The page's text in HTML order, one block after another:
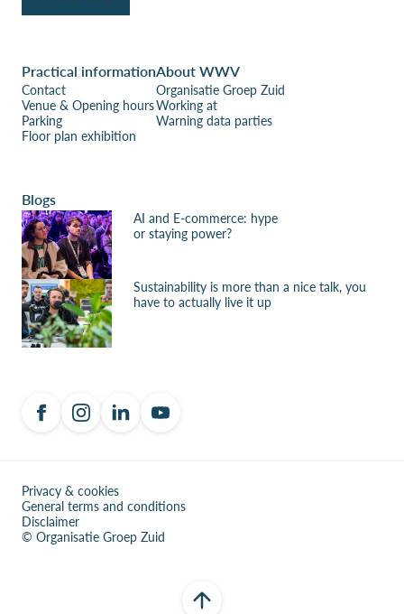
Practical information
Contact
Venue & Opening hours
Parking
Floor plan exhibition
About WWV
Organisatie Groep Zuid
Working at
Warning data parties
Blogs
AI and E-commerce: hype
or staying power?
Sustainability is more than a nice talk, you
have to actually live it up
Privacy & cookies
General terms and conditions
Disclaimer
© Organisatie Groep Zuid